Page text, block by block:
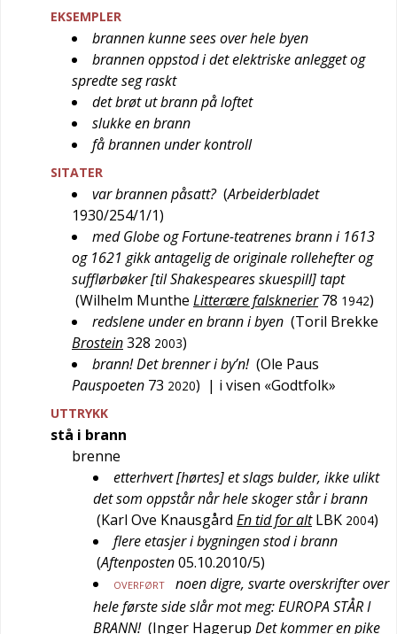
EKSEMPLER
brannen kunne sees over hele byen
brannen oppstod i det elektriske anlegget og
spredte seg raskt
det brøt ut brann på loftet
slukke en brann
få brannen under kontroll
SITATER
var brannen påsatt? (Arbeiderbladet
1930/254/1/1)
med Globe og Fortune-teatrenes brann i 1613
og 1621 gikk antagelig de originale rollehefter og
sufflørbøker [til Shakespeares skuespill] tapt
(Wilhelm Munthe Litterære falsknerier 78 1942)
redslene under en brann i byen (Toril Brekke
Brostein328 2003)
brann! Det brenner i by’n! (Ole Paus
Pauspoeten 73 2020) | i visen «Godtfolk»
UTTRYKK
stå i brann
brenne
etterhvert [hørtes] et slags bulder, ikke ulikt
det som oppstår når hele skoger står i brann
(Karl Ove Knausgård En tid for alt LBK 2004)
flere etasjer i bygningen stod i brann
(Aftenposten05.10.2010/5)
OVERFØRT
noen digre, svarte overskrifter over
hele første side slår mot meg: EUROPA STÅR I
BRANN! (Inger Hagerup Det kommer en pike